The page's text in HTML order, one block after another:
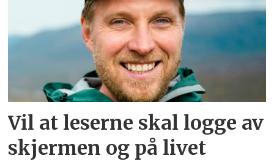
Vil at leserne skal logge av
skjermen og på livet